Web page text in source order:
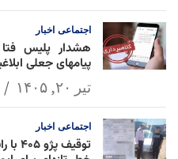
اجتماعی اخبار
هشدار پلیس فتا
پیامهای جعلی
تیر ۲۰, ۱۴۰۵
اجتماعی اخبار